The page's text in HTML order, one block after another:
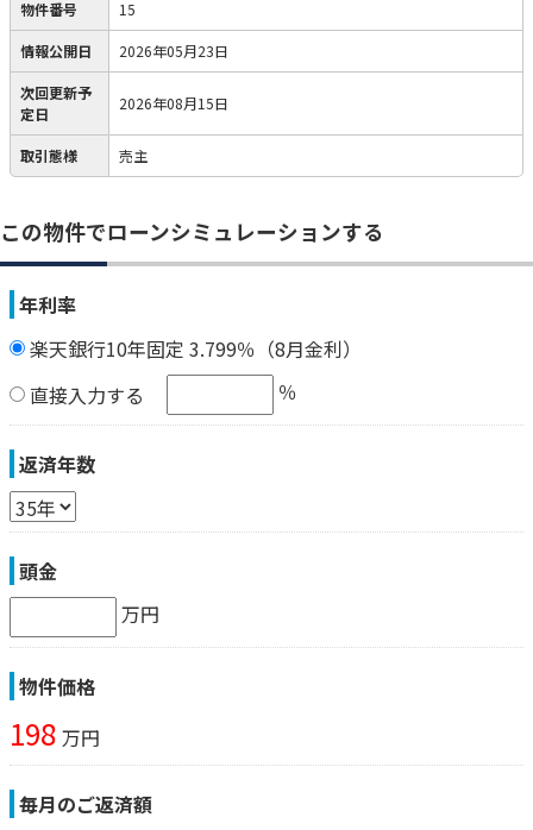
物件番号 15
情報公開日 2026年05月23日
次回更新予
定日
2026年08月15日
取引態様 売主
この物件でローンシミュレーションする
年利率
楽天銀行10年固定 3.799％（8月金利）
直接入力する
％
返済年数
頭金
万円
物件価格
198 万円
毎月のご返済額